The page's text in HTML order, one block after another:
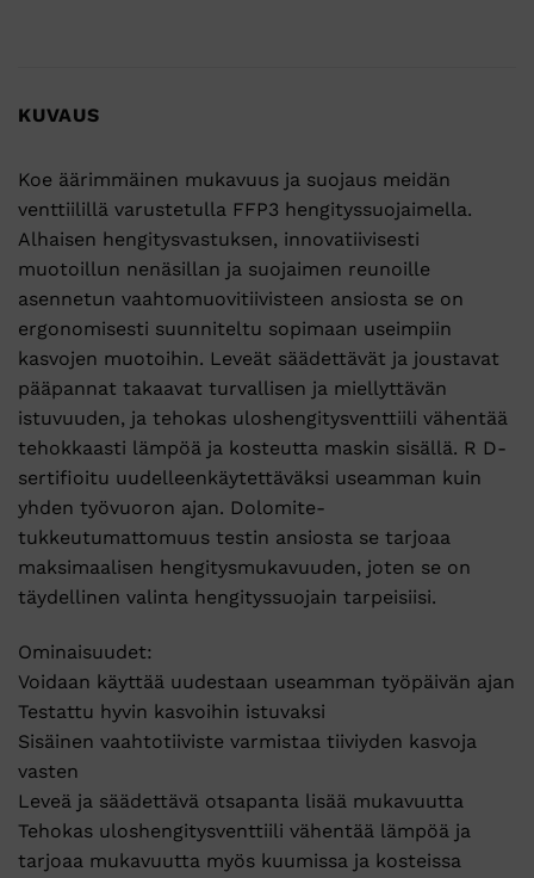
KUVAUS
Koe äärimmäinen mukavuus ja suojaus meidän
venttiilillä varustetulla FFP3 hengityssuojaimella.
Alhaisen hengitysvastuksen, innovatiivisesti
muotoillun nenäsillan ja suojaimen reunoille
asennetun vaahtomuovitiivisteen ansiosta se on
ergonomisesti suunniteltu sopimaan useimpiin
kasvojen muotoihin. Leveät säädettävät ja joustavat
pääpannat takaavat turvallisen ja miellyttävän
istuvuuden, ja tehokas uloshengitysventtiili vähentää
tehokkaasti lämpöä ja kosteutta maskin sisällä. R D-
sertifioitu uudelleenkäytettäväksi useamman kuin
yhden työvuoron ajan. Dolomite-
tukkeutumattomuus testin ansiosta se tarjoaa
maksimaalisen hengitysmukavuuden, joten se on
täydellinen valinta hengityssuojain tarpeisiisi.
Ominaisuudet:
Voidaan käyttää uudestaan useamman työpäivän ajan
Testattu hyvin kasvoihin istuvaksi
Sisäinen vaahtotiiviste varmistaa tiiviyden kasvoja
vasten
Leveä ja säädettävä otsapanta lisää mukavuutta
Tehokas uloshengitysventtiili vähentää lämpöä ja
tarjoaa mukavuutta myös kuumissa ja kosteissa